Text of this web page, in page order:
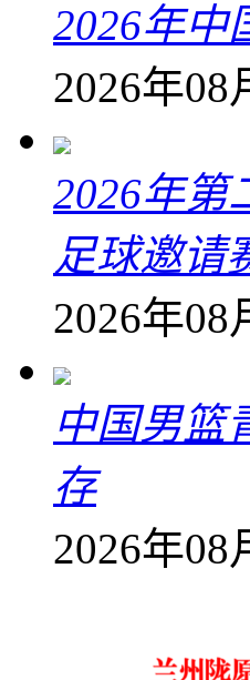
2026年中
2026年08
2026年第
足球邀请
2026年08
中国男篮
存
2026年08